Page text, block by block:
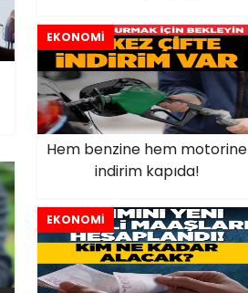
EKONOMİ
Hem benzine hem motorine
indirim kapıda!
EKONOMİ